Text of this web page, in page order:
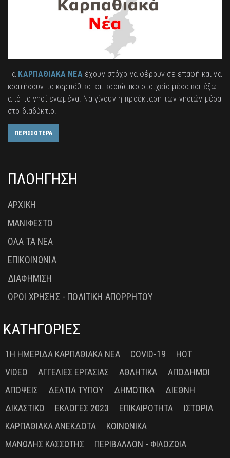
Τα ΚΑΡΠΑΘΙΑΚΑ ΝΕΑέχουν στόχο να φέρουν σε επαφή και να
κρατήσουν το καρπάθικο και κασιώτικο στοιχείο μέσα και έξω
από το νησί ενωμένα. Να γίνουν η προέκταση των νησιών μέσα
στο διαδύκτιο.
ΠΕΡΙΣΣΟΤΕΡΑ
ΠΛΟΗΓΗΣΗ
ΑΡΧΙΚΗ
ΜΑΝΙΦΕΣΤΟ
ΟΛΑ ΤΑ ΝΕΑ
ΕΠΙΚΟΙΝΩΝΙΑ
ΔΙΑΦΗΜΙΣΗ
ΟΡΟΙ ΧΡΗΣΗΣ - ΠΟΛΙΤΙΚΗ ΑΠΟΡΡΗΤΟΥ
ΚΑΤΗΓΟΡΙΕΣ
1Η ΗΜΕΡΊΔΑ ΚΑΡΠΑΘΙΑΚΆ ΝΈΑ COVID-19
HOT
VIDEO
ΑΓΓΕΛΊΕΣ ΕΡΓΑΣΊΑΣ ΑΘΛΗΤΙΚΆ
ΑΠΌΔΗΜΟΙ
ΑΠΌΨΕΙΣ
ΔΕΛΤΊΑ ΤΎΠΟΥ ΔΗΜΟΤΙΚΆ
ΔΙΕΘΝΉ
ΔΙΚΑΣΤΙΚΌ
ΕΚΛΟΓΈΣ 2023 ΕΠΙΚΑΙΡΌΤΗΤΑ
ΙΣΤΟΡΊΑ
ΚΑΡΠΑΘΙΑΚΆ ΑΝΈΚΔΟΤΑ
ΚΟΙΝΩΝΙΚΆ
ΜΑΝΏΛΗΣ ΚΑΣΣΏΤΗΣ
ΠΕΡΙΒΆΛΛΟΝ - ΦΙΛΟΖΩΊΑ